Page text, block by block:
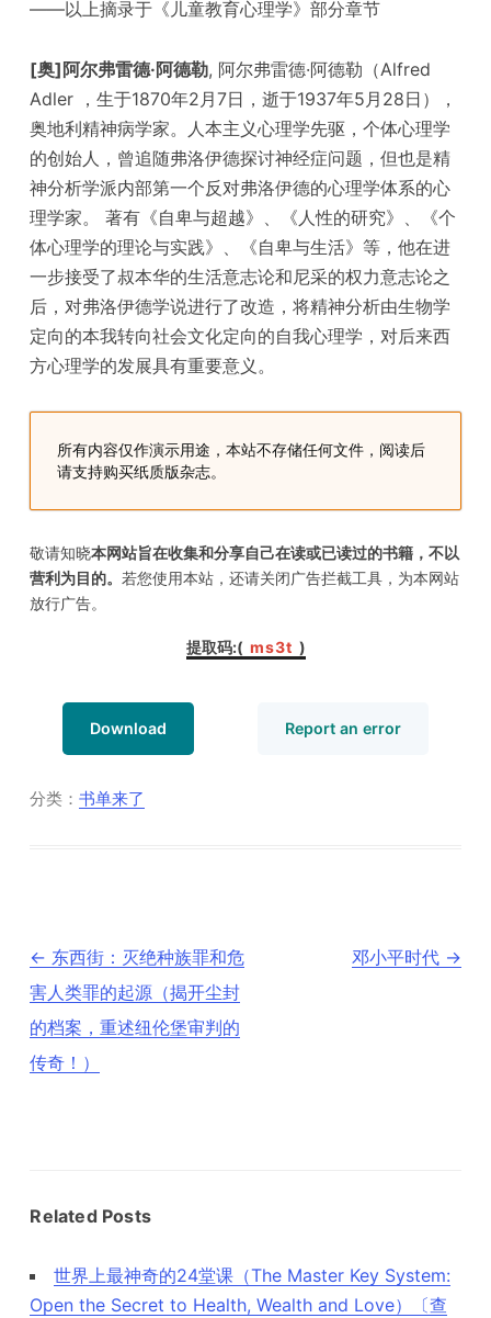
——以上摘录于《儿童教育心理学》​部分章节
[奥]阿尔弗雷德·阿德勒, 阿尔弗雷德·阿德勒（Alfred
Adler ，生于1870年2月7日，逝于1937年5月28日），
奥地利精神病学家。人本主义心理学先驱，个体心理学
的创始人，曾追随弗洛伊德探讨神经症问题，但也是精
神分析学派内部第一个反对弗洛伊德的心理学体系的心
理学家。 著有《自卑与超越》、《人性的研究》、《个
体心理学的理论与实践》、《自卑与生活》等，他在进
一步接受了叔本华的生活意志论和尼采的权力意志论之
后，对弗洛伊德学说进行了改造，将精神分析由生物学
定向的本我转向社会文化定向的自我心理学，对后来西
方心理学的发展具有重要意义。
所有内容仅作演示用途，本站不存储任何文件，阅读后
请支持购买纸质版杂志。
敬请知晓本网站旨在收集和分享自己在读或已读过的书籍，不以
营利为目的。若您使用本站，还请关闭广告拦截工具，为本网站
放行广告。
提取码:( ms3t )
Download Report an error
分类：书单来了
文
章
导
← 东西街：灭绝种族罪和危
害人类罪的起源（揭开尘封
的档案，重述纽伦堡审判的
传奇！）
邓小平时代 →
Related Posts
世界上最神奇的24堂课（The Master Key System:
Open the Secret to Health, Wealth and Love）〔查